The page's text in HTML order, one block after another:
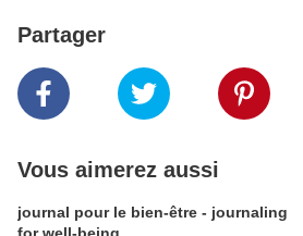
Partager
Vous aimerez aussi
journal pour le bien-être - journaling